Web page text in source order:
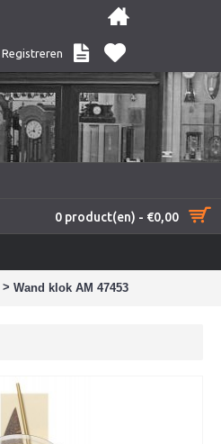
Registreren
0 product(en) - €0,00
> Wand klok AM 47453